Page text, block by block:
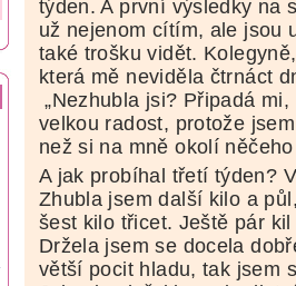
týden. A první výsledky na
už nejenom cítím, ale jsou
také trošku vidět. Kolegyně,
která mě neviděla čtrnáct
„Nezhubla jsi? Připadá
velkou radost, protože
než si na mně okolí
A jak probíhal třetí týden?
Zhubla jsem další kilo a
šest kilo třicet. Ještě pár
Držela jsem se docela
větší pocit hladu, tak jsem